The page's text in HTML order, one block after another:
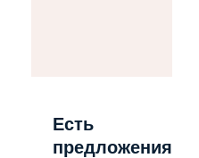
Есть
предложения